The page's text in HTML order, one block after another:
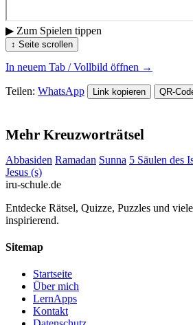
▶ Zum Spielen tippen
↕ Seite scrollen
In neuem Tab / Vollbild öffnen →
Teilen: WhatsApp Link kopieren QR-
Mehr Kreuzworträtsel
Abbasiden Ramadan Sunna 5 Säulen des
Jesus (s)
iru-schule.de
Entdecke Rätsel, Quizze, Puzzles und
inspirierend.
Sitemap
Startseite
Über mich
LernApps
Kontakt